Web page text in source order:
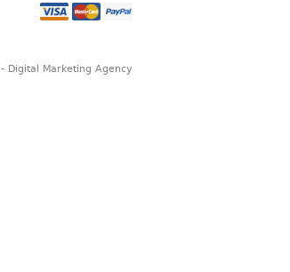
- Digital Marketing Agency